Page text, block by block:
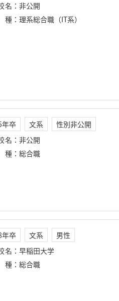
名 ： 非公開
： 理系総合職（IT系）
年卒 文系
性別非公開
名 ： 非公開
： 総合職
年卒 文系
男性
名 ： 早稲田大学
： 総合職